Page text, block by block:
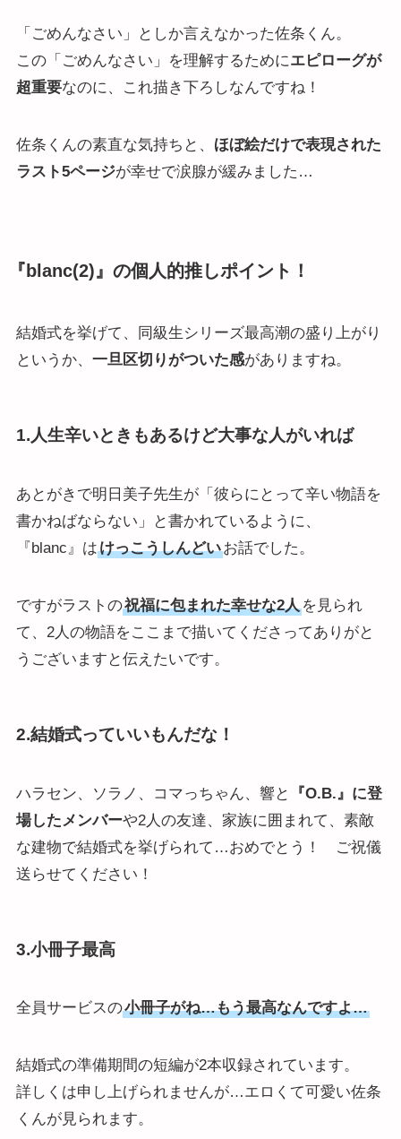
「ごめんなさい」としか言えなかった佐条くん。
この「ごめんなさい」を理解するためにエピローグが
超重要なのに、これ描き下ろしなんですね！
佐条くんの素直な気持ちと、 ほぼ絵だけで表現された
ラスト5ページが幸せで涙腺が緩みました…
『blanc(2)』の個人的推しポイント！
結婚式を挙げて、同級生シリーズ最高潮の盛り上がり
というか、 一旦区切りがついた感がありますね。
1.人生辛いときもあるけど大事な人がいれば
あとがきで明日美子先生が「彼らにとって辛い物語を
書かねばならない」と書かれているように、
『blanc』はけっこうしんどいお話でした。
ですがラストの祝福に包まれた幸せな2人を見られ
て、2人の物語をここまで描いてくださってありがと
うございますと伝えたいです。
2.結婚式っていいもんだな！
ハラセン、ソラノ、コマっちゃん、響と
『O.B.』に登
場したメンバーや2人の友達、家族に囲まれて、素敵
な建物で結婚式を挙げられて…おめでとう！ ご祝儀
送らせてください！
3.小冊子最高
全員サービスの小冊子がね…もう最高なんですよ…
結婚式の準備期間の短編が2本収録されています。
詳しくは申し上げられませんが…エロくて可愛い佐条
くんが見られます。